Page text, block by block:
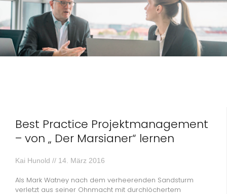
Best Practice Projektmanagement
– von „ Der Marsianer“ lernen
Kai Hunold 14. März 2016
Als Mark Watney nach dem verheerenden Sandsturm
verletzt aus seiner Ohnmacht mit durchlöchertem